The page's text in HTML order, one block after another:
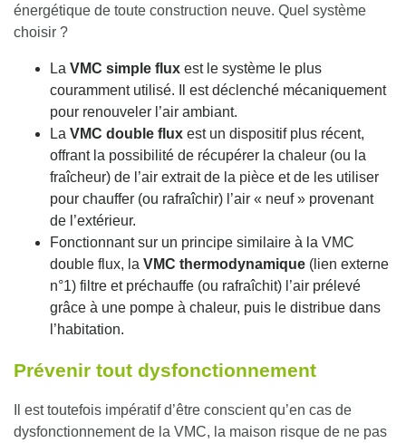
énergétique de toute construction neuve. Quel système
choisir ?
La VMC simple flux est le système le plus
couramment utilisé. Il est déclenché mécaniquement
pour renouveler l’air ambiant.
La VMC double flux est un dispositif plus récent,
offrant la possibilité de récupérer la chaleur (ou la
fraîcheur) de l’air extrait de la pièce et de les utiliser
pour chauffer (ou rafraîchir) l’air « neuf » provenant
de l’extérieur.
Fonctionnant sur un principe similaire à la VMC
double flux, la VMC thermodynamique (lien externe
n°1) filtre et préchauffe (ou rafraîchit) l’air prélevé
grâce à une pompe à chaleur, puis le distribue dans
l’habitation.
Prévenir tout dysfonctionnement
Il est toutefois impératif d’être conscient qu’en cas de
dysfonctionnement de la VMC, la maison risque de ne pas